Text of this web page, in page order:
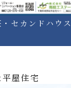
・セカンドハウス
屋住宅